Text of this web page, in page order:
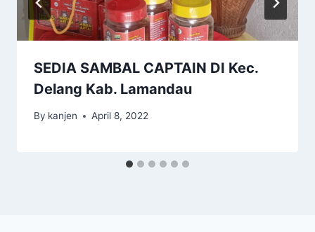
SEDIA SAMBAL CAPTAIN DI Kec.
Delang Kab. Lamandau
By kanjen April 8, 2022